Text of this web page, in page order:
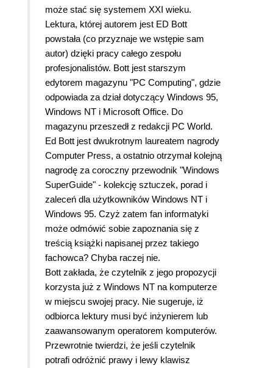
może stać się systemem XXI wieku.
Lektura, której autorem jest ED Bott
powstała (co przyznaje we wstępie sam
autor) dzięki pracy całego zespołu
profesjonalistów. Bott jest starszym
edytorem magazynu "PC Computing", gdzie
odpowiada za dział dotyczący Windows 95,
Windows NT i Microsoft Office. Do
magazynu przeszedł z redakcji PC World.
Ed Bott jest dwukrotnym laureatem nagrody
Computer Press, a ostatnio otrzymał kolejną
nagrodę za coroczny przewodnik "Windows
SuperGuide" - kolekcję sztuczek, porad i
zaleceń dla użytkowników Windows NT i
Windows 95. Czyż zatem fan informatyki
może odmówić sobie zapoznania się z
treścią książki napisanej przez takiego
fachowca? Chyba raczej nie.
Bott zakłada, że czytelnik z jego propozycji
korzysta już z Windows NT na komputerze
w miejscu swojej pracy. Nie sugeruje, iż
odbiorca lektury musi być inżynierem lub
zaawansowanym operatorem komputerów.
Przewrotnie twierdzi, że jeśli czytelnik
potrafi odróżnić prawy i lewy klawisz